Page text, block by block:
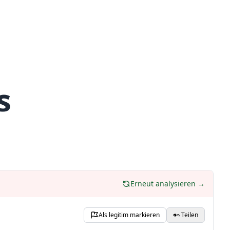
Erneut analysieren →
Als legitim markieren Teilen